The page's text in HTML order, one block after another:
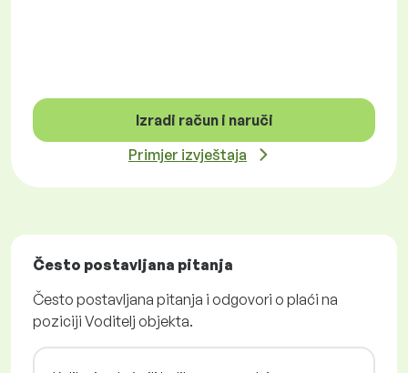
Izradi račun i naruči
Primjer izvještaja
Često postavljana pitanja
Često postavljana pitanja i odgovori o plaći na
poziciji Voditelj objekta.